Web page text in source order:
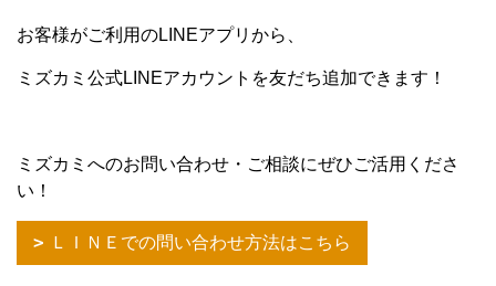
お客様がご利用のLINEアプリから、
ミズカミ公式LINEアカウントを友だち追加できます！
ミズカミへのお問い合わせ・ご相談にぜひご活用くださ
い！
ＬＩＮＥでの問い合わせ方法はこちら